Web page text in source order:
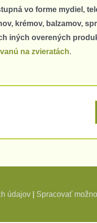
vo forme mydiel,
krémov, balzamov,
iných overených
na zvieratách.
údajov Spracovať